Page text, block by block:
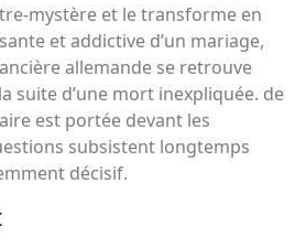
mystère et le transforme en
et addictive d’un mariage,
allemande se retrouve
suite d’une mort inexpliquée. de
est portée devant les
subsistent longtemps
décisif.